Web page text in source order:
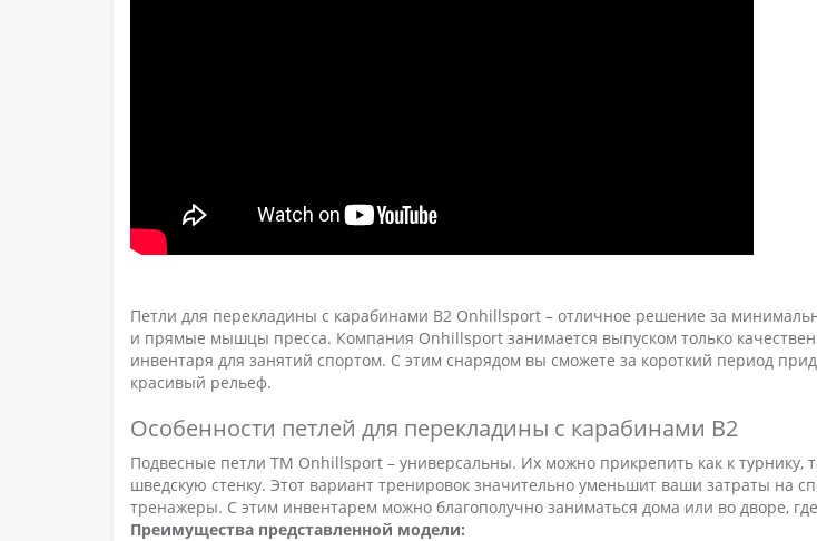
Петли для перекладины с карабинами B2 Onhillsport – отличное решение за
и прямые мышцы пресса. Компания Onhillsport занимается выпуском только
инвентаря для занятий спортом. С этим снарядом вы сможете за короткий период
красивый рельеф.
Особенности петлей для перекладины с карабинами В2
Подвесные петли ТМ Onhillsport – универсальны. Их можно прикрепить как к
шведскую стенку. Этот вариант тренировок значительно уменьшит ваши затраты на
тренажеры. С этим инвентарем можно благополучно заниматься дома или во дворе,
Преимущества представленной модели: